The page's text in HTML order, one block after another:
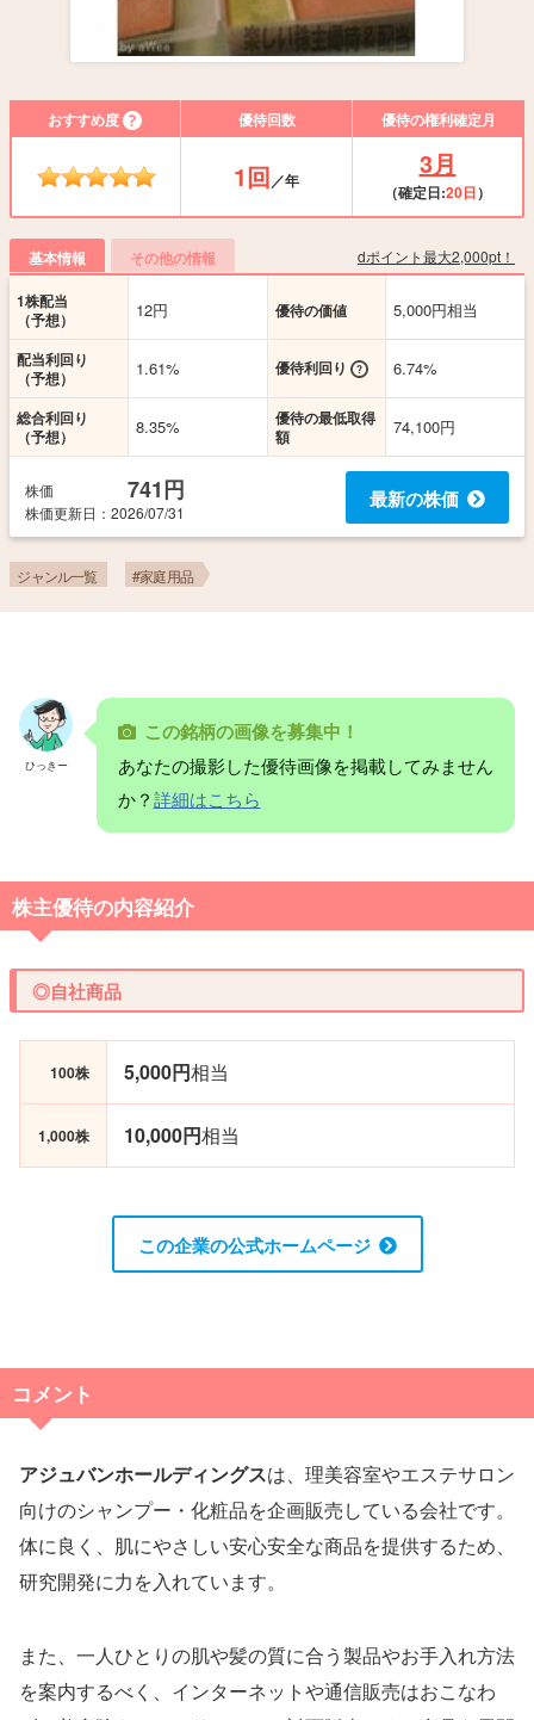
おすすめ度 優待回数 優待の権利確定月
1回／年 3月
（確定日:20日）
基本情報 その他の情報 dポイント最大2,000pt！
1株配当
（予想）
12円 優待の価値 5,000円相当
配当利回り
（予想）
1.61% 優待利回り 6.74%
総合利回り
（予想）
8.35%
優待の最低取得
額
74,100円
株価 741円
株価更新日 ：2026/07/31
最新の株価
ジャンル一覧 #家庭用品
ひっきー
この銘柄の画像を募集中！
あなたの撮影した優待画像を掲載してみません
か？詳細はこちら
株主優待の内容紹介
◎自社商品
100株 5,000円相当
1,000株 10,000円相当
この企業の公式ホームページ
コメント
アジュバンホールディングスは、理美容室やエステサロン
向けのシャンプー・化粧品を企画販売している会社です。
体に良く、肌にやさしい安心安全な商品を提供するため、
研究開発に力を入れています。
また、一人ひとりの肌や髪の質に合う製品やお手入れ方法
を案内するべく、インターネットや通信販売はおこなわ